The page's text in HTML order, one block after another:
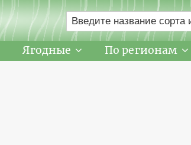
Ягодные
По регионам